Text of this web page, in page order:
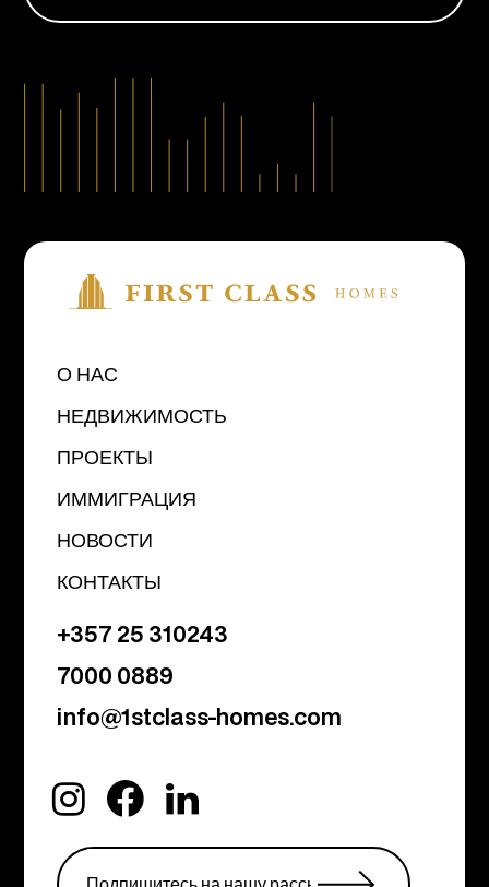
О НАС
НЕДВИЖИМОСТЬ
ПРОЕКТЫ
ИММИГРАЦИЯ
НОВОСТИ
КОНТАКТЫ
+357 25 310243
7000 0889
info@1stclass-homes.com